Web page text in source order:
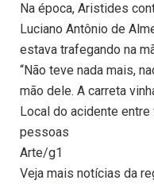
Na época, Aristides
Luciano Antônio de
estava trafegando na
“Não teve nada mais,
mão dele. A carreta
Local do acidente entre
pessoas
Arte/g1
Veja mais notícias da